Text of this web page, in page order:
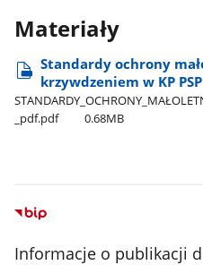
Materiały
Standardy ochrony
krzywdzeniem w KP
_pdf.pdf
0.68MB
Informacje o publikacji